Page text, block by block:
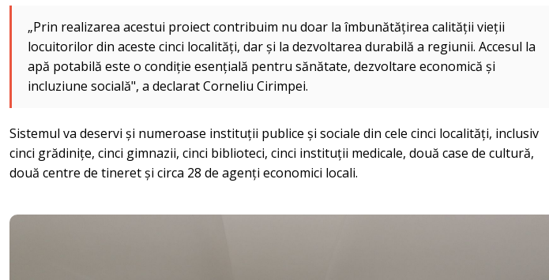
„Prin realizarea acestui proiect contribuim nu doar la îmbunătățirea calității vieții
locuitorilor din aceste cinci localități, dar și la dezvoltarea durabilă a regiunii. Accesul la
apă potabilă este o condiție esențială pentru sănătate, dezvoltare economică și
incluziune socială", a declarat Corneliu Cirimpei.
Sistemul va deservi și numeroase instituții publice și sociale din cele cinci localități, inclusiv
cinci grădinițe, cinci gimnazii, cinci biblioteci, cinci instituții medicale, două case de cultură,
două centre de tineret și circa 28 de agenți economici locali.